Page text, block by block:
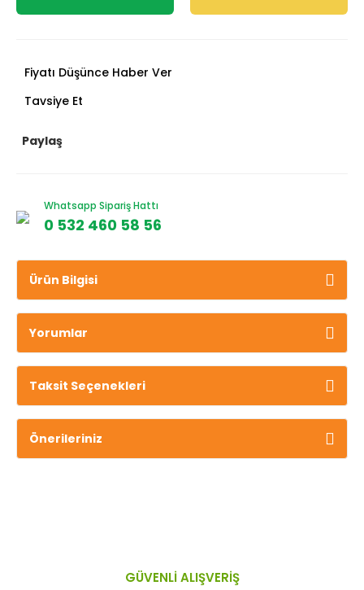
Fiyatı Düşünce Haber Ver
Tavsiye Et
Paylaş
Whatsapp Sipariş Hattı
0 532 460 58 56
Ürün Bilgisi
Yorumlar
Taksit Seçenekleri
Önerileriniz
GÜVENLİ ALIŞVERİŞ